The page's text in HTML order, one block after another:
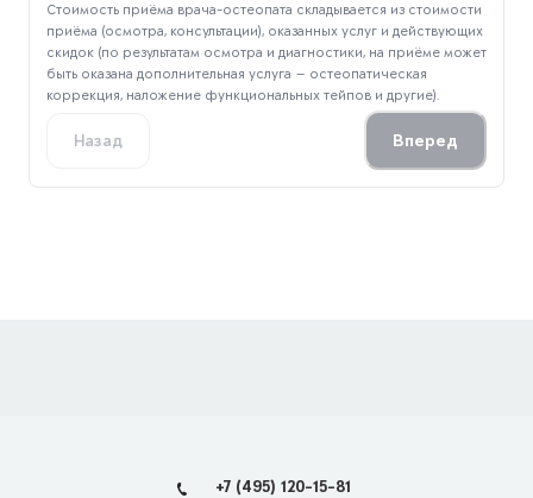
Стоимость приёма врача-остеопата складывается из стоимости
приёма (осмотра, консультации), оказанных услуг и действующих
скидок (по результатам осмотра и диагностики, на приёме может
быть оказана дополнительная услуга — остеопатическая
коррекция, наложение функциональных тейпов и другие).
Назад Вперед
+7 (495) 120-15-81